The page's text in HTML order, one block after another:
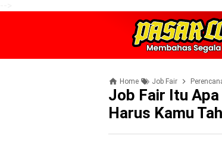
Home Job Fair
Job Fair Itu Apa
Harus Kamu